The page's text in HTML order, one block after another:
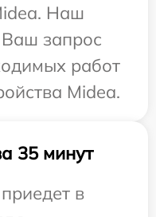
Наш
Ваш запрос
работ
Midea.
35 минут
в